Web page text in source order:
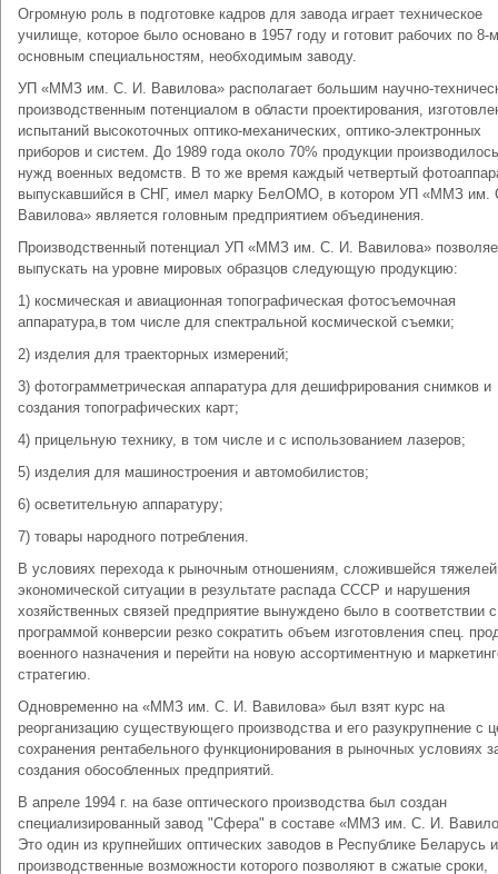
Огромную роль в подготовке кадров для завода играет техническое
училище, которое было основано в 1957 году и готовит рабочих по 8-
основным специальностям, необходимым заводу.
УП «ММЗ им. С. И. Вавилова» располагает большим научно-
производственным потенциалом в области проектирования,
испытаний высокоточных оптико-механических, оптико-электронных
приборов и систем. До 1989 года около 70% продукции
нужд военных ведомств. В то же время каждый четвертый
выпускавшийся в СНГ, имел марку БелОМО, в котором УП «ММЗ им.
Вавилова» является головным предприятием объединения.
Производственный потенциал УП «ММЗ им. С. И. Вавилова»
выпускать на уровне мировых образцов следующую продукцию:
1) космическая и авиационная топографическая фотосъемочная
аппаратура,в том числе для спектральной космической съемки;
2) изделия для траекторных измерений;
3) фотограмметрическая аппаратура для дешифрирования снимков и
создания топографических карт;
4) прицельную технику, в том числе и с использованием лазеров;
5) изделия для машиностроения и автомобилистов;
6) осветительную аппаратуру;
7) товары народного потребления.
В условиях перехода к рыночным отношениям, сложившейся тяжелей
экономической ситуации в результате распада СССР и нарушения
хозяйственных связей предприятие вынуждено было в соответствии с
программой конверсии резко сократить объем изготовления спец.
военного назначения и перейти на новую ассортиментную и
стратегию.
Одновременно на «ММЗ им. С. И. Вавилова» был взят курс на
реорганизацию существующего производства и его разукрупнение с
сохранения рентабельного функционирования в рыночных условиях
создания обособленных предприятий.
В апреле 1994 г. на базе оптического производства был создан
специализированный завод "Сфера" в составе «ММЗ им. С. И.
Это один из крупнейших оптических заводов в Республике Беларусь
производственные возможности которого позволяют в сжатые сроки,